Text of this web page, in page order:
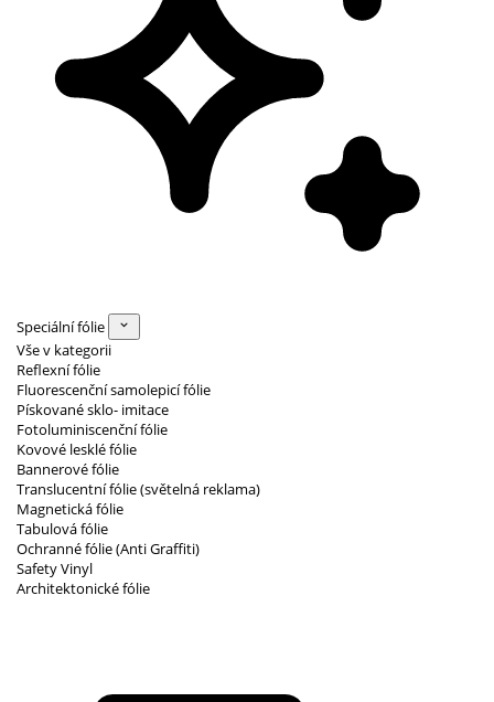
Speciální fólie
Vše v kategorii
Reflexní fólie
Fluorescenční samolepicí fólie
Pískované sklo- imitace
Fotoluminiscenční fólie
Kovové lesklé fólie
Bannerové fólie
Translucentní fólie (světelná reklama)
Magnetická fólie
Tabulová fólie
Ochranné fólie (Anti Graffiti)
Safety Vinyl
Architektonické fólie